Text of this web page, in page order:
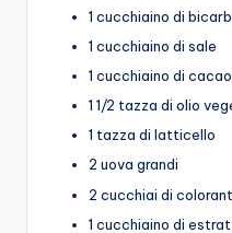
1 cucchiaino di
1 cucchiaino di sale
1 cucchiaino di
1 1/2 tazza di olio
1 tazza di latticello
2 uova grandi
2 cucchiai di
1 cucchiaino di